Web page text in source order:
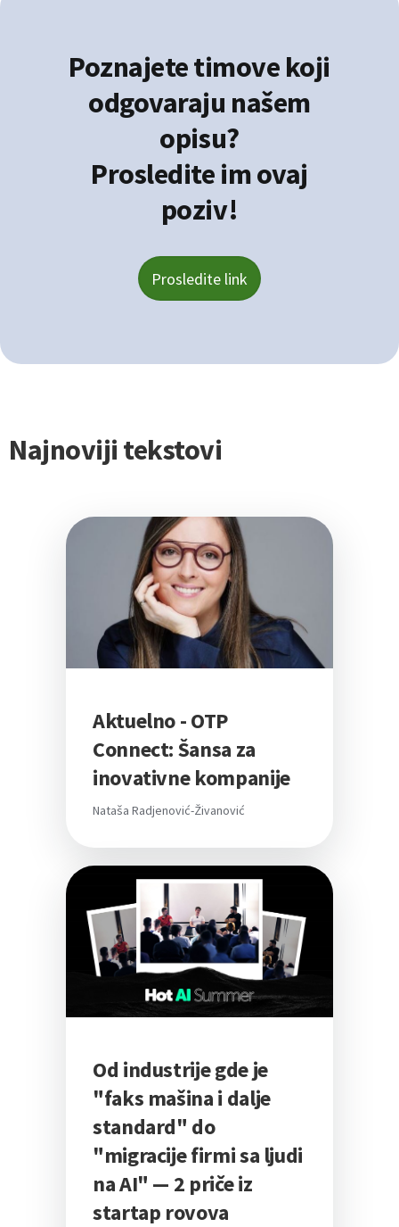
Poznajete timove koji
odgovaraju našem
opisu?
Prosledite im ovaj
poziv!
Prosledite link
Najnoviji tekstovi
Aktuelno - OTP
Connect: Šansa za
inovativne kompanije
Nataša Radjenović-Živanović
Od industrije gde je
"faks mašina i dalje
standard" do
"migracije firmi sa ljudi
na AI" — 2 priče iz
startap rovova